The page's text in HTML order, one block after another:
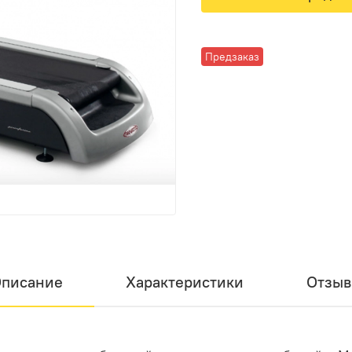
Предзаказ
Характеристики